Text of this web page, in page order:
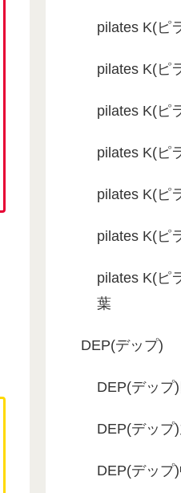
pilates K(ピ
pilates K(ピ
pilates K(ピ
pilates K(ピ
pilates K(ピ
pilates K(ピ
pilates K(ピ
葉
DEP(デップ)
DEP(デップ)
DEP(デップ)
DEP(デップ)